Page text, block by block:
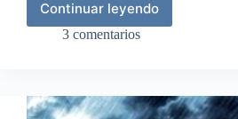
Continuar leyendo
Los
holocaustos
3 comentarios